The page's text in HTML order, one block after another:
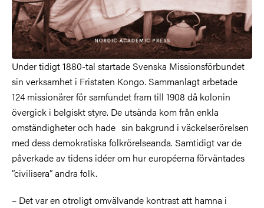
Under tidigt 1880-tal startade Svenska Missionsförbundet
sin verksamhet i Fristaten Kongo. Sammanlagt arbetade
124 missionärer för samfundet fram till 1908 då kolonin
övergick i belgiskt styre. De utsända kom från enkla
omständigheter och hade sin bakgrund i väckelserörelsen
med dess demokratiska folkrörelseanda. Samtidigt var de
påverkade av tidens idéer om hur européerna förväntades
”civilisera” andra folk.
– Det var en otroligt omvälvande kontrast att hamna i